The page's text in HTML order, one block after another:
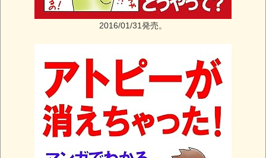
2016/01/31発売。